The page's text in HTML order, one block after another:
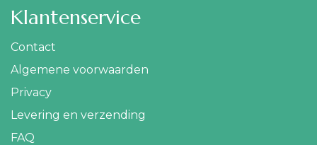
Klantenservice
Contact
Algemene voorwaarden
Privacy
Levering en verzending
FAQ